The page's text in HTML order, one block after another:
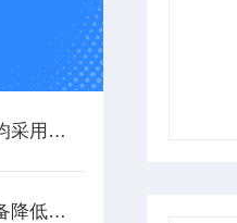
回转式格栅机传动部分均采用不锈钢材料，可有效防止设备的腐蚀损坏
生活地埋式污水处理设备降低了人工操作成本